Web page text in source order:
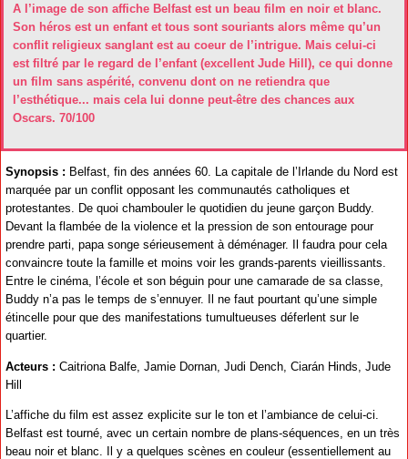
A l’image de son affiche Belfast est un beau film en noir et blanc.
Son héros est un enfant et tous sont souriants alors même qu’un
conflit religieux sanglant est au coeur de l’intrigue. Mais celui-ci
est filtré par le regard de l’enfant (excellent Jude Hill), ce qui donne
un film sans aspérité, convenu dont on ne retiendra que
l’esthétique... mais cela lui donne peut-être des chances aux
Oscars. 70/100
Synopsis : Belfast, fin des années 60. La capitale de l’Irlande du Nord est
marquée par un conflit opposant les communautés catholiques et
protestantes. De quoi chambouler le quotidien du jeune garçon Buddy.
Devant la flambée de la violence et la pression de son entourage pour
prendre parti, papa songe sérieusement à déménager. Il faudra pour cela
convaincre toute la famille et moins voir les grands-parents vieillissants.
Entre le cinéma, l’école et son béguin pour une camarade de sa classe,
Buddy n’a pas le temps de s’ennuyer. Il ne faut pourtant qu’une simple
étincelle pour que des manifestations tumultueuses déferlent sur le
quartier.
Acteurs : Caitriona Balfe, Jamie Dornan, Judi Dench, Ciarán Hinds, Jude
Hill
L’affiche du film est assez explicite sur le ton et l’ambiance de celui-ci.
Belfast est tourné, avec un certain nombre de plans-séquences, en un très
beau noir et blanc. Il y a quelques scènes en couleur (essentiellement au